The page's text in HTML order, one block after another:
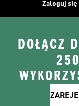
Zaloguj się
DOŁĄCZ